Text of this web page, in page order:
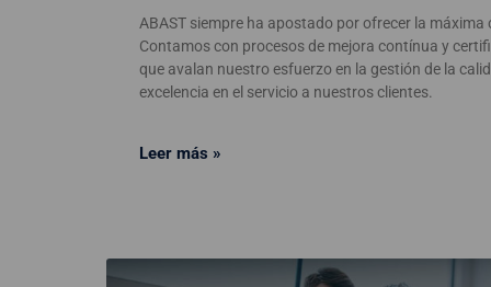
ABAST siempre ha apostado por ofrecer la máxima
Contamos con procesos de mejora contínua y
que avalan nuestro esfuerzo en la gestión de la
excelencia en el servicio a nuestros clientes.
Leer más »